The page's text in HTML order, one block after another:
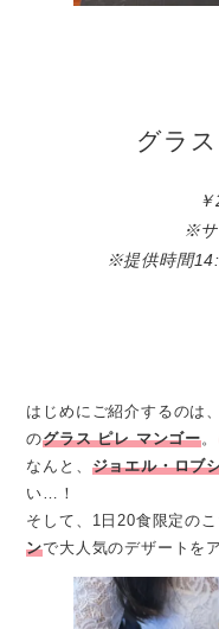
グラ
※
※提供時間
はじめにご紹介するのは、
のグラス ピレ マンゴー。
なんと、 ジョエル・ロブ
い…！
そして、1日20食限定の
ンで大人気のデザートを